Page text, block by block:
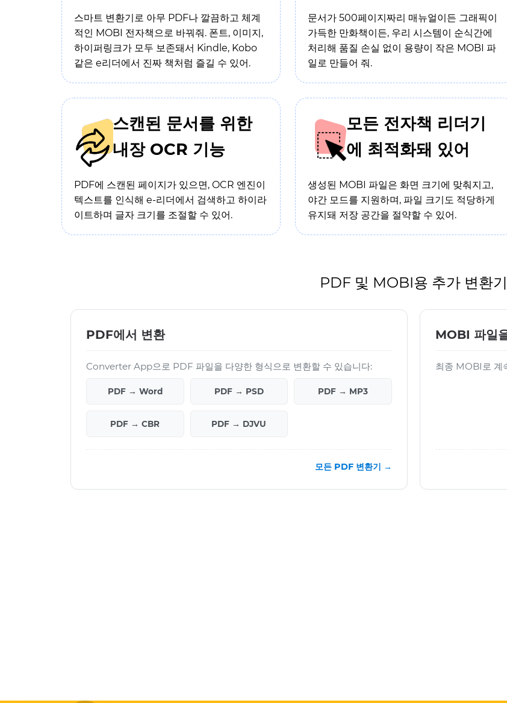
스마트 변환기로 아무 PDF나 깔끔하고 체계
적인 MOBI 전자책으로 바꿔줘. 폰트, 이미지,
하이퍼링크가 모두 보존돼서 Kindle, Kobo
같은 e리더에서 진짜 책처럼 즐길 수 있어.
문서가 500페이지짜리 매뉴얼이든 그래픽이
가득한 만화책이든, 우리 시스템이 순식간에
처리해 품질 손실 없이 용량이 작은 MOBI 파
일로 만들어 줘.
스캔된 문서를 위한
내장 OCR 기능
PDF에 스캔된 페이지가 있으면, OCR 엔진이
텍스트를 인식해 e-리더에서 검색하고 하이라
이트하며 글자 크기를 조절할 수 있어.
모든 전자책 리더기
에 최적화돼 있어
생성된 MOBI 파일은 화면 크기에 맞춰지고,
야간 모드를 지원하며, 파일 크기도 적당하게
유지돼 저장 공간을 절약할 수 있어.
PDF 및 MOBI용 추가 변환기
PDF에서 변환
Converter App으로 PDF 파일을 다양한 형식으로 변환할 수 있습니다:
PDF → Word PDF → PSD PDF → MP3
PDF → CBR PDF → DJVU
모든 PDF 변환기 →
MOBI 파일
최종 MOBI로 계